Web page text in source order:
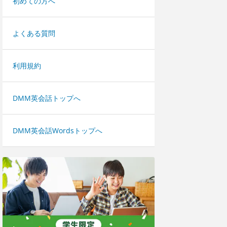
よくある質問
利用規約
DMM英会話トップへ
DMM英会話Wordsトップへ